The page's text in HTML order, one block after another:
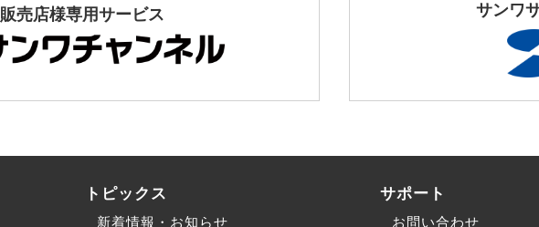
販売店様専用サービス サンワ
トピックス
新着情報・お知らせ
サポート
お問い合わせ